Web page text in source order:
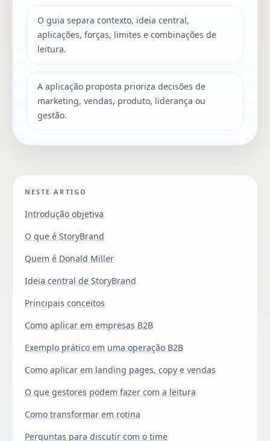
O guia separa contexto, ideia central,
aplicações, forças, limites e combinações de
leitura.
A aplicação proposta prioriza decisões de
marketing, vendas, produto, liderança ou
gestão.
NESTE ARTIGO
Introdução objetiva
O que é StoryBrand
Quem é Donald Miller
Ideia central de StoryBrand
Principais conceitos
Como aplicar em empresas B2B
Exemplo prático em uma operação B2B
Como aplicar em landing pages, copy e vendas
O que gestores podem fazer com a leitura
Como transformar em rotina
Perguntas para discutir com o time